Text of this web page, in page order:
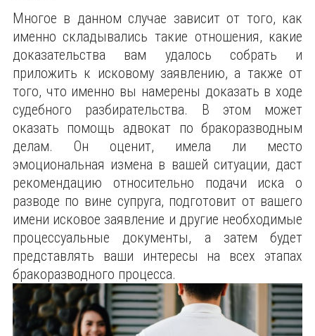
Многое в данном случае зависит от того, как
именно складывались такие отношения, какие
доказательства вам удалось собрать и
приложить к исковому заявлению, а также от
того, что именно вы намерены доказать в ходе
судебного разбирательства. В этом может
оказать помощь адвокат по бракоразводным
делам. Он оценит, имела ли место
эмоциональная измена в вашей ситуации, даст
рекомендацию относительно подачи иска о
разводе по вине супруга, подготовит от вашего
имени исковое заявление и другие необходимые
процессуальные документы, а затем будет
представлять ваши интересы на всех этапах
бракоразводного процесса.